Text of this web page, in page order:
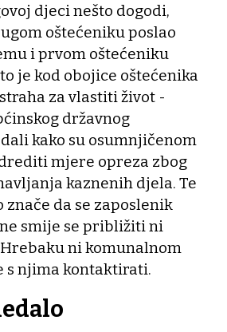
djeci nešto dogodi,
oštećeniku poslao
i prvom oštećeniku
je kod obojice oštećenika
za vlastiti život -
državnog
kako su osumnjičenom
mjere opreza zbog
kaznenih djela. Te
da se zaposlenik
smije se približiti ni
ni komunalnom
s njima kontaktirati.